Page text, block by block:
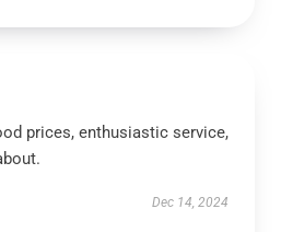
prices, enthusiastic service,
Dec 14, 2024